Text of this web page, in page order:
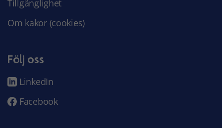
Tillgänglighet
Om kakor (cookies)
Följ oss
LinkedIn
Facebook